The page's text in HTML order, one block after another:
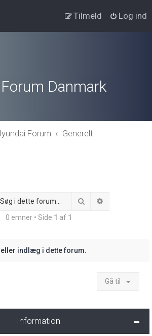
Log ind
Tilmeld
Danmark
Forum Generelt
Søg
0 emner • Side 1 af 1
eller indlæg i dette forum.
Gå til
Information